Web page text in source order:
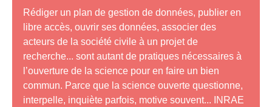
Rédiger un plan de gestion de données, publier en
libre accès, ouvrir ses données, associer des
acteurs de la société civile à un projet de
recherche... sont autant de pratiques nécessaires à
l’ouverture de la science pour en faire un bien
commun. Parce que la science ouverte questionne,
interpelle, inquiète parfois, motive souvent... INRAE